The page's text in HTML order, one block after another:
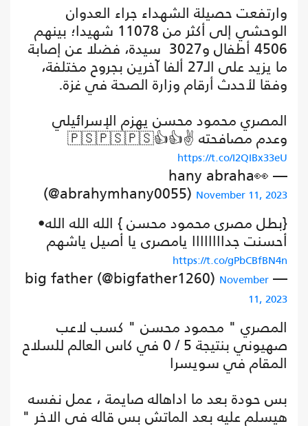
وارتفعت حصيلة الشهداء جراء العدوان
الوحشي إلى أكثر من 11078 شهيدا؛ بينهم
4506 أطفال و3027 سيدة، فضلا عن إصابة
ما يزيد على الـ27 ألفا آخرين بجروح مختلفة،
وفقا لأحدث أرقام وزارة الصحة في غزة.
المصري محمود محسن يهزم الإسرائيلي
وعدم مصافحته ✌️👍👍🇵🇸🇵🇸🇵🇸
https://t.co/I2QIBx33eU
— hany abraha👀
(@abrahymhany0055) November 11, 2023
{بطل مصرى محمود محسن } الله الله الله•
أحسنت جداااااااا يامصرى يا أصيل ياشهم
https://t.co/gPbCBfBN4n
— big father (@bigfather1260)
November
11, 2023
المصري " محمود محسن " كسب لاعب
صهيوني بنتيجة 5 / 0 في كاس العالم للسلاح
المقام في سويسرا
بس حودة بعد ما اداهاله صايمة ، عمل نفسه
هيسلم عليه بعد الماتش بس قاله في الاخر "